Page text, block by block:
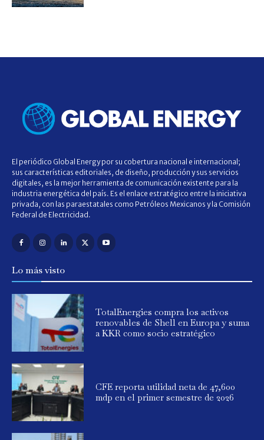
El periódico Global Energy por su cobertura nacional e internacional;
sus características editoriales, de diseño, producción y sus servicios
digitales, es la mejor herramienta de comunicación existente para la
industria energética del país. Es el enlace estratégico entre la iniciativa
privada, con las paraestatales como Petróleos Mexicanos y la Comisión
Federal de Electricidad.
Lo más visto
TotalEnergies compra los activos
renovables de Shell en Europa y suma
a KKR como socio estratégico
CFE reporta utilidad neta de 47,600
mdp en el primer semestre de 2026